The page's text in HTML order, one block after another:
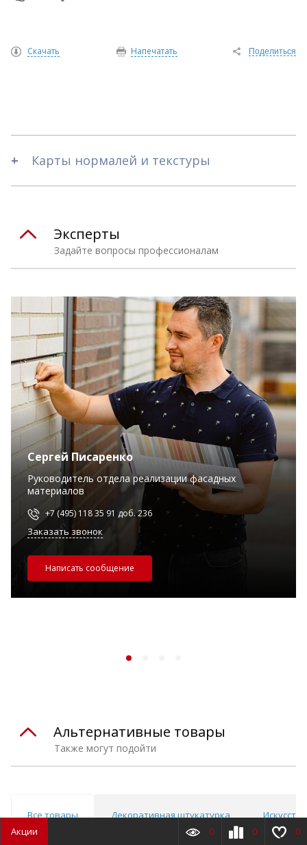
Поделиться
Напечатать
Скачать
Карты нормалей и текстуры
Задайте вопросы профессионалам
Эксперты
Сергей Писаренко
Руководитель отдела реализации фасадных
материалов
+7 (495) 118 35 91 доб. 236
Заказать звонок
Написать сообщение
Также могут подойти
Альтернативные товары
Все товары Декоративная штукатурка
Акции
0 0 0